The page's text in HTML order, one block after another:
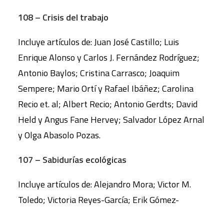
108 – Crisis del trabajo
Incluye artículos de: Juan José Castillo; Luis
Enrique Alonso y Carlos J. Fernández Rodríguez;
Antonio Baylos; Cristina Carrasco; Joaquim
Sempere; Mario Ortí y Rafael Ibáñez; Carolina
Recio et. al; Albert Recio; Antonio Gerdts; David
Held y Angus Fane Hervey; Salvador López Arnal
y Olga Abasolo Pozas.
107 – Sabidurías ecológicas
Incluye artículos de: Alejandro Mora; Victor M.
Toledo; Victoria Reyes-García; Erik Gómez-